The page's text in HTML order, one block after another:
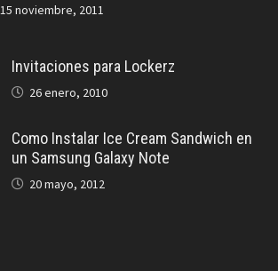
15 noviembre, 2011
Invitaciones para Lockerz
26 enero, 2010
Como Instalar Ice Cream Sandwich en
un Samsung Galaxy Note
20 mayo, 2012